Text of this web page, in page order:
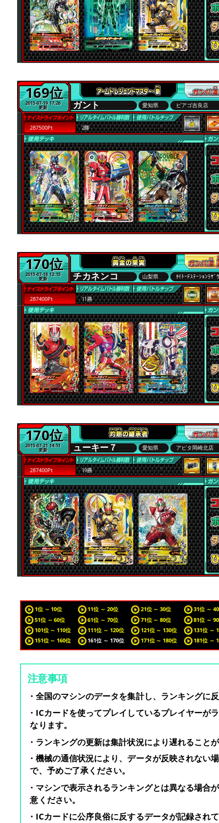
169位
2015-07-19 17:26
更新 ガント 愛知県 ピアゴ吉良店
287500Pt 2勝
170位
2015-07-18 12:15
更新 チカネンコ 山梨県 ﾀｲﾄｰFｽﾃｰｼｮﾝﾗｻ
287400Pt 11勝
170位
2015-07-21 14:51
更新 ューキー７ 愛知県 アピタ岡崎北店
287400Pt 19勝
1位 ～ 10位 11位 ～ 20位 21位 ～ 30位
31位 ～
51位 ～ 60位
61位 ～ 70位 71位 ～ 80位 81位 ～
101位 ～ 110位 111位 ～ 120位 121位 ～ 130位 131位 ～
151位 ～ 160位 161位 ～ 170位 171位 ～ 180位 181位 ～
注意事項
・全国のマシンのデータを集計し、ランキングに
・ICカードを使ってプレイしているプレイヤーが
なります。
・ランキングの更新は集計状況により遅れること
・機械の通信状況により、データが反映されない
で、予めご了承ください。
・マシンで表示されるランキングとは異なる場合
意ください。
・ICカードに公序良俗に反するデータが記録され